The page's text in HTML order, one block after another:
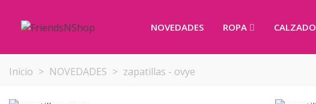
NOVEDADES ROPA CALZADO
Inicio > NOVEDADES > zapatillas - ovye